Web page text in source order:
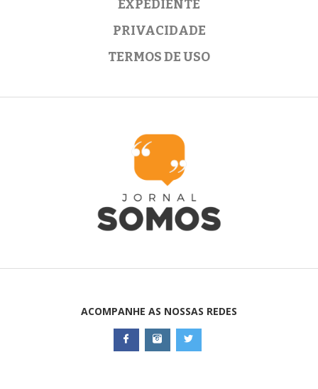
EXPEDIENTE
PRIVACIDADE
TERMOS DE USO
ACOMPANHE AS NOSSAS REDES